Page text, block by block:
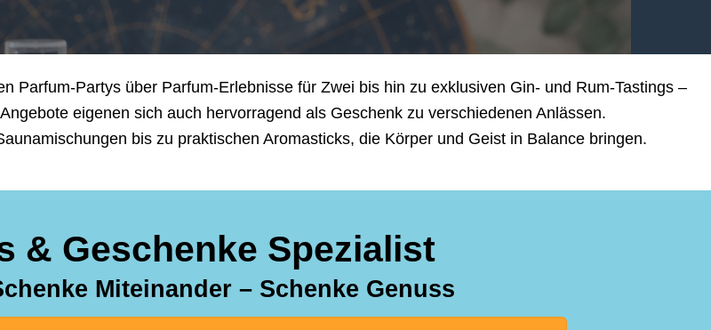
Parfum-Partys über Parfum-Erlebnisse für Zwei bis hin zu exklusiven Gin- und Rum-Tastings –
eigenen sich auch hervorragend als Geschenk zu verschiedenen Anlässen.
bis zu praktischen Aromasticks, die Körper und Geist in Balance bringen.
& Geschenke Spezialist
Miteinander – Schenke Genuss